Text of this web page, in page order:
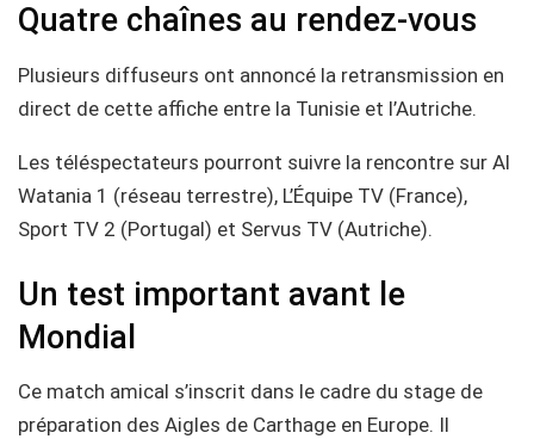
Quatre chaînes au rendez-vous
Plusieurs diffuseurs ont annoncé la retransmission en
direct de cette affiche entre la Tunisie et l’Autriche.
Les téléspectateurs pourront suivre la rencontre sur Al
Watania 1 (réseau terrestre), L’Équipe TV (France),
Sport TV 2 (Portugal) et Servus TV (Autriche).
Un test important avant le
Mondial
Ce match amical s’inscrit dans le cadre du stage de
préparation des Aigles de Carthage en Europe. Il